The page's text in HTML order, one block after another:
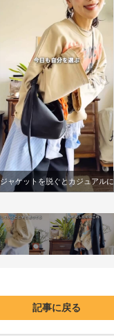
ジャケットを脱ぐとカジュアルに
記事に戻る